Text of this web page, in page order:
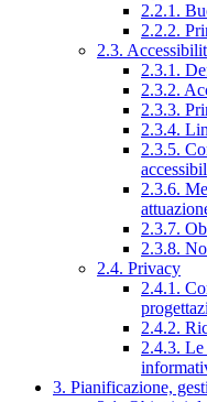
2.2.1.
2.2.2.
2.3.
2.3.1.
2.3.2.
2.3.3.
2.3.4.
2.3.5.
2.3.6.
2.3.7.
2.3.8.
2.4. Privacy
2.4.1.
2.4.2.
2.4.3. Le
3. Pianificazione,